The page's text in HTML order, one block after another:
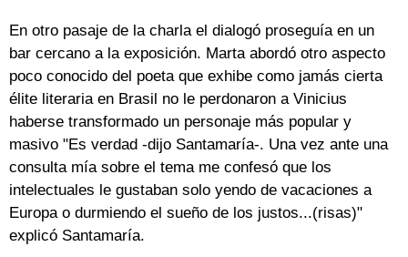
En otro pasaje de la charla el dialogó proseguía en un
bar cercano a la exposición. Marta abordó otro aspecto
poco conocido del poeta que exhibe como jamás cierta
élite literaria en Brasil no le perdonaron a Vinicius
haberse transformado un personaje más popular y
masivo "Es verdad -dijo Santamaría-. Una vez ante una
consulta mía sobre el tema me confesó que los
intelectuales le gustaban solo yendo de vacaciones a
Europa o durmiendo el sueño de los justos...(risas)"
explicó Santamaría.